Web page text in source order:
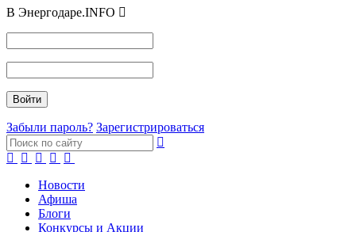
В Энергодаре.INFO
Забыли пароль? Зарегистрироваться
Новости
Афиша
Блоги
Конкурсы и Акции